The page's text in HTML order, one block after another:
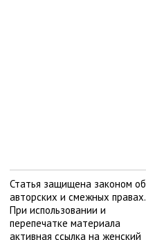
Статья защищена законом об
авторских и смежных правах.
При использовании и
перепечатке материала
активная ссылка на женский